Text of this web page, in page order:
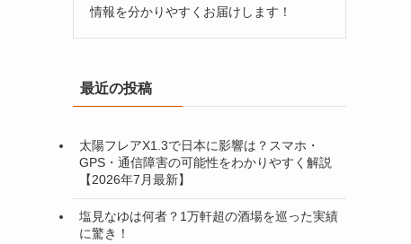
情報を分かりやすくお届けします！
最近の投稿
太陽フレアX1.3で日本に影響は？スマホ・
GPS・通信障害の可能性をわかりやすく解説
【2026年7月最新】
塩見なゆは何者？1万軒超の酒場を巡った実績
に驚き！